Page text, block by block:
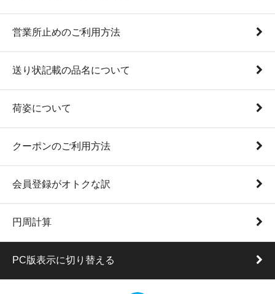
営業所止めのご利用方法
送り状記載の品名について
荷姿について
クーポンのご利用方法
会員登録がオトクな訳
円周計算
PC版表示に切り替える